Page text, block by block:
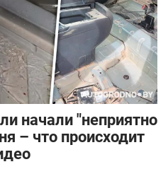
начали "неприятно
– что происходит